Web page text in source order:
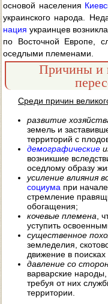
основой населения
украинского народа.
нация украинцев
по Восточной Европе,
оседлыми племенами.
Причины и
Среди причин
развитие
земель и
территорий с
демографические
возникшие
оседлому образу
усиление влияния
социума при
стремление
обогащения;
кочевые племена ,
уступить
существенное
земледелия,
движение в
давление со
варварские
требуя от них
территории.